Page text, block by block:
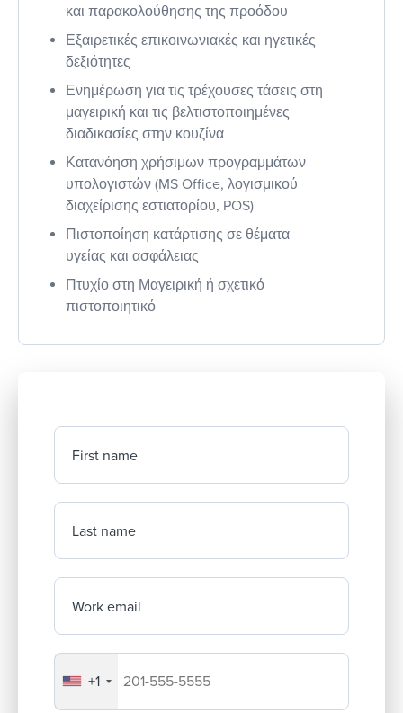
και παρακολούθησης της προόδου
Εξαιρετικές επικοινωνιακές και ηγετικές
δεξιότητες
Ενημέρωση για τις τρέχουσες τάσεις στη
μαγειρική και τις βελτιστοποιημένες
διαδικασίες στην κουζίνα
Κατανόηση χρήσιμων προγραμμάτων
υπολογιστών (MS Office, λογισμικού
διαχείρισης εστιατορίου, POS)
Πιστοποίηση κατάρτισης σε θέματα
υγείας και ασφάλειας
Πτυχίο στη Μαγειρική ή σχετικό
πιστοποιητικό
First name
Last name
Work email
Your company's phone number
+1